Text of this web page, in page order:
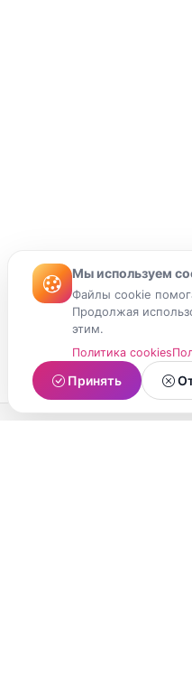
Мы используем
Файлы cookie
Продолжая
этим.
Политика cookies
Принять